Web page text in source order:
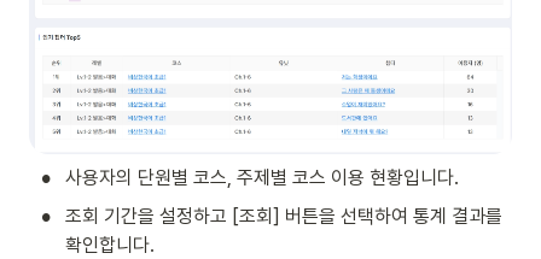
• 사용자의 단원별 코스, 주제별 코스 이용 현황입니다.
•
조회 기간을 설정하고 [조회] 버튼을 선택하여 통계 결과를
확인합니다.